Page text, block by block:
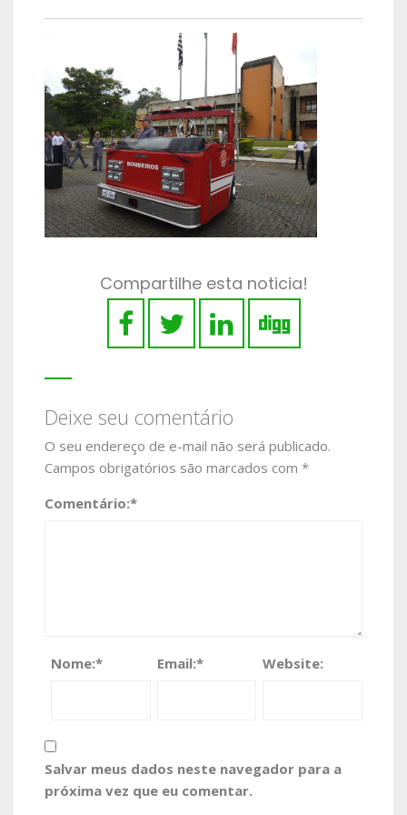
Compartilhe esta noticia!
Deixe seu comentário
O seu endereço de e-mail não será publicado.
Campos obrigatórios são marcados com *
Comentário:*
Nome:* Email:* Website:
Salvar meus dados neste navegador para a
próxima vez que eu comentar.